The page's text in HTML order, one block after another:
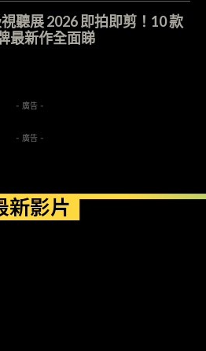
聽展 2026 即拍即剪！10 款
最新作全面睇
- 廣告 -
- 廣告 -
新影片